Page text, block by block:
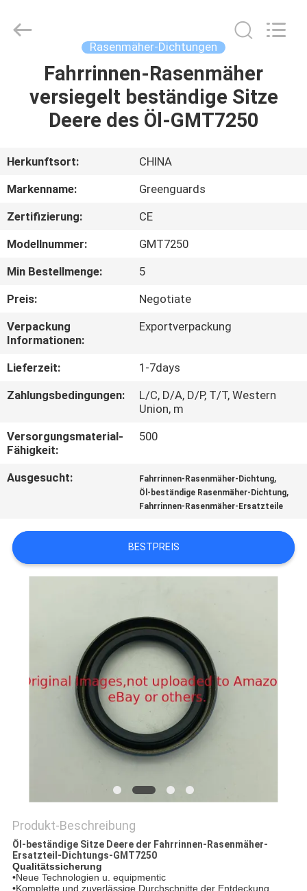
HAUS
PRODUKTE
ÜBER
UNS
FABRIK-
AUSFLUG
QUALITÄTSKONTROLLE
TRETEN
SIE
MIT
IN
VERBINDUNG
FORDERN
SIE EIN
PRIVACY
Trading
Rasenmäher-Dichtungen
Fahrrinnen-Rasenmäher
versiegelt beständige Sitze
Deere des Öl-GMT7250
Herkunftsort:
CHINA
Markenname:
Greenguards
Zertifizierung:
CE
Modellnummer:
GMT7250
Min Bestellmenge:
5
Preis:
Negotiate
Verpackung
Informationen:
Exportverpackung
Lieferzeit:
1-7days
Zahlungsbedingungen:
L/C, D/A, D/P, T/T, Western
Union, m
Versorgungsmaterial-
Fähigkeit:
500
Ausgesucht: Fahrrinnen-Rasenmäher-Dichtung,
Öl-beständige Rasenmäher-Dichtung,
Fahrrinnen-Rasenmäher-Ersatzteile
BESTPREIS
Produkt-Beschreibung
Öl-beständige Sitze Deere der Fahrrinnen-Rasenmäher-
Ersatzteil-Dichtungs-GMT7250
Qualitätssicherung
•Neue Technologien u. equipmentic
•Komplette und zuverlässige Durchschnitte der Entdeckung